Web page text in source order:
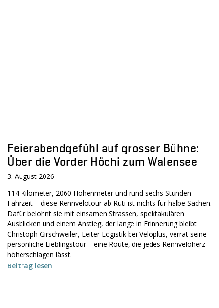
Feierabendgefühl auf grosser Bühne:
Über die Vorder Höchi zum Walensee
3. August 2026
114 Kilometer, 2060 Höhenmeter und rund sechs Stunden
Fahrzeit – diese Rennvelotour ab Rüti ist nichts für halbe Sachen.
Dafür belohnt sie mit einsamen Strassen, spektakulären
Ausblicken und einem Anstieg, der lange in Erinnerung bleibt.
Christoph Girschweiler, Leiter Logistik bei Veloplus, verrät seine
persönliche Lieblingstour – eine Route, die jedes Rennveloherz
höherschlagen lässt.
Beitrag lesen